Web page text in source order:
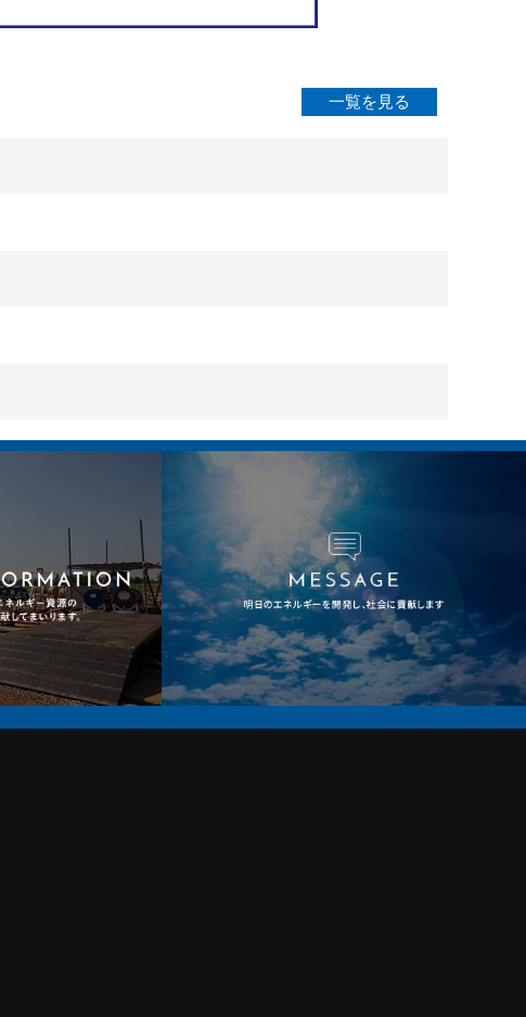
一覧を見る